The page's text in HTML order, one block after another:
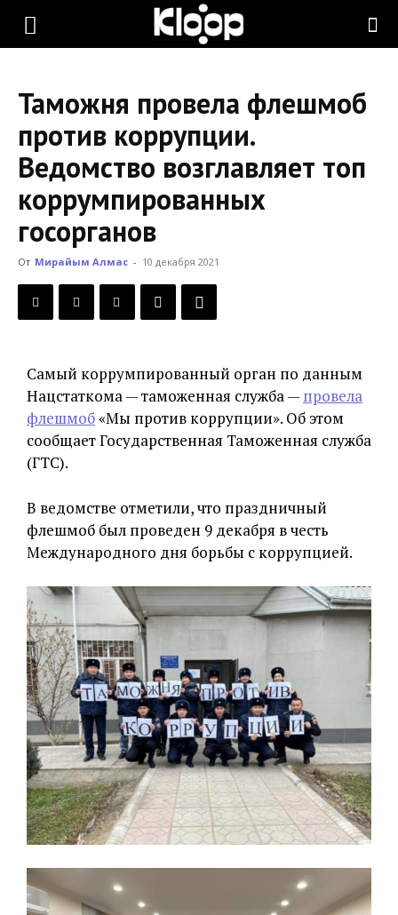
KLOOP.KG
Новости
Кыргызстана
Таможня провела флешмоб
против коррупции.
Ведомство возглавляет топ
коррумпированных
госорганов
От Мирайым Алмас - 10 декабря 2021
Самый коррумпированный орган по данным
Нацстаткома — таможенная служба — провела
флешмоб«Мы против коррупции». Об этом
сообщает Государственная Таможенная служба
(ГТС).
В ведомстве отметили, что праздничный
флешмоб был проведен 9 декабря в честь
Международного дня борьбы с коррупцией.